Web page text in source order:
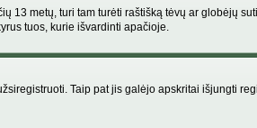
metų, turi tam turėti raštišką tėvų ar globėjų
tuos, kurie išvardinti apačioje.
Taip pat jis galėjo apskritai išjungti